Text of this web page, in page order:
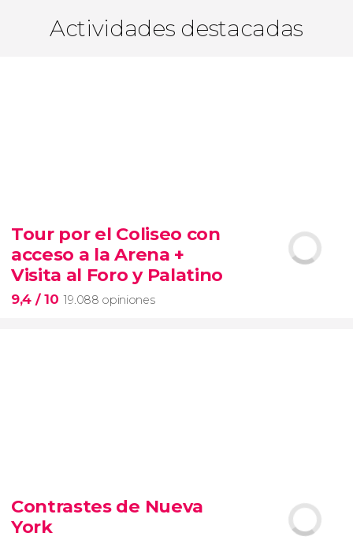
Actividades destacadas
Tour por el Coliseo con
acceso a la Arena +
Visita al Foro y Palatino
9,4 / 10 19.088 opiniones
Arena de gladiadores
visita del
Coliseo Romano
el Foro y el
Contrastes de Nueva
York